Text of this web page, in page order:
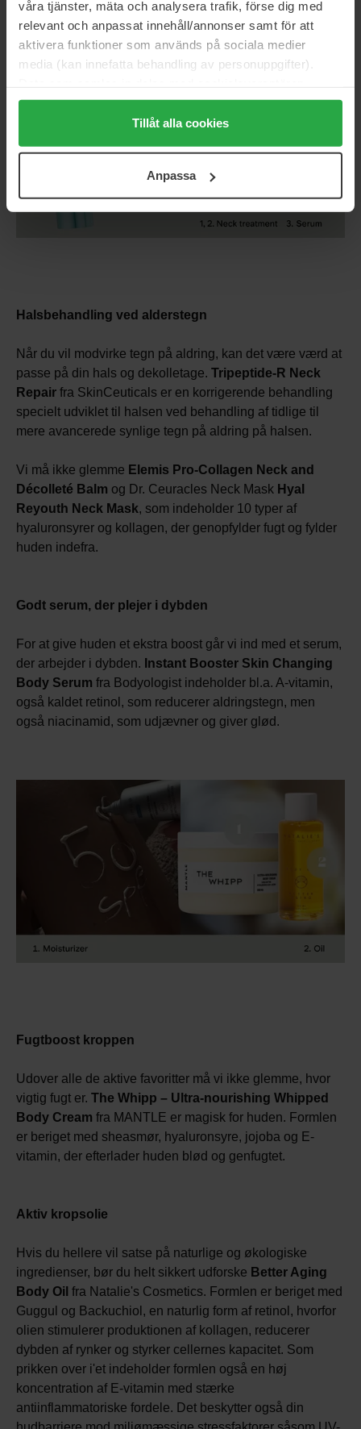
våra tjänster, mäta och analysera trafik, förse dig med
relevant och anpassat innehåll/annonser samt för att
aktivera funktioner som används på sociala medier
media (kan innefatta behandling av personuppgifter).
Genom att trycka på "Tillåt alla cookies" accepterar du
alla cookies, medan du under "Detaljer" kan anpassa
användningen av cookies. Du kan när som helst återkalla
samt vår Integritetspolicy.
Tillåt alla cookies
Anpassa
Halsbehandling ved alderstegn
Når du vil modvirke tegn på aldring, kan det være værd at
passe på din hals og dekolletage. Tripeptide-R Neck
Repair fra SkinCeuticals er en korrigerende behandling
specielt udviklet til halsen ved behandling af tidlige til
mere avancerede synlige tegn på aldring på halsen.
Vi må ikke glemme Elemis Pro-Collagen Neck and
Décolleté Balm og Dr. Ceuracles Neck Mask Hyal
Reyouth Neck Mask, som indeholder 10 typer af
hyaluronsyrer og kollagen, der genopfylder fugt og fylder
huden indefra.
Godt serum, der plejer i dybden
For at give huden et ekstra boost går vi ind med et serum,
der arbejder i dybden. Instant Booster Skin Changing
Body Serum fra Bodyologist indeholder bl.a. A-vitamin,
også kaldet retinol, som reducerer aldringstegn, men
også niacinamid, som udjævner og giver glød.
Fugtboost kroppen
Udover alle de aktive favoritter må vi ikke glemme, hvor
vigtig fugt er. The Whipp – Ultra-nourishing Whipped
Body Cream fra MANTLE er magisk for huden. Formlen
er beriget med sheasmør, hyaluronsyre, jojoba og E-
vitamin, der efterlader huden blød og genfugtet.
Aktiv kropsolie
Hvis du hellere vil satse på naturlige og økologiske
ingredienser, bør du helt sikkert udforske Better Aging
Body Oil fra Natalie's Cosmetics. Formlen er beriget med
Guggul og Backuchiol, en naturlig form af retinol, hvorfor
olien stimulerer produktionen af kollagen, reducerer
dybden af rynker og styrker cellernes kapacitet. Som
prikken over i'et indeholder formlen også en høj
koncentration af E-vitamin med stærke
antiinflammatoriske fordele. Det beskytter også din